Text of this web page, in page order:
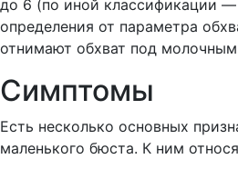
до 6 (по иной классификации
определения от параметра
отнимают обхват под
Симптомы
Есть несколько основных
маленького бюста. К ним